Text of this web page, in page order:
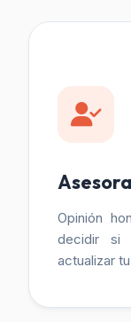
Opinión
decidir si
actualizar